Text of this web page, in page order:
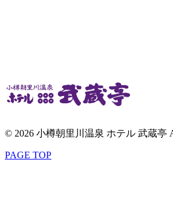
© 2026 小樽朝里川温泉 ホテル 武蔵亭
PAGE TOP